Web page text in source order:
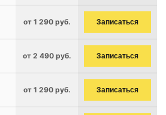
от 1 290 руб. Записаться
от 2 490 руб. Записаться
от 1 290 руб. Записаться